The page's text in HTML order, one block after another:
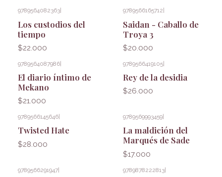
9789564082363
Los custodios del
tiempo
$22.000
9789566165712
Saidan - Caballo de
Troya 3
$20.000
9789564087986|
El diario íntimo de
Mekano
$21.000
9789566419105|
Rey de la desidia
$26.000
9789566145646
Twisted Hate
$28.000
9789569993459
La maldición del
Marqués de Sade
$17.000
9789566291947| 9789878222813|